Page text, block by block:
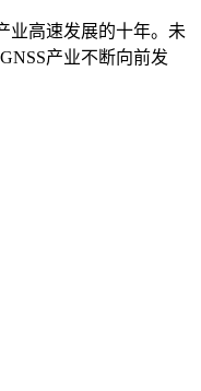
业高速发展的十年。未
产业不断向前发